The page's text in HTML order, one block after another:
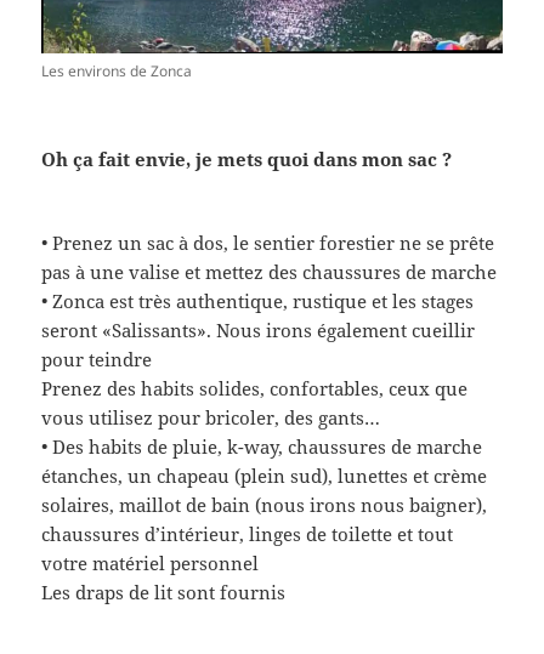
Les environs de Zonca
Oh ça fait envie, je mets quoi dans mon sac ?
• Prenez un sac à dos, le sentier forestier ne se prête
pas à une valise et mettez des chaussures de marche
• Zonca est très authentique, rustique et les stages
seront «Salissants». Nous irons également cueillir
pour teindre
Prenez des habits solides, confortables, ceux que
vous utilisez pour bricoler, des gants…
• Des habits de pluie, k-way, chaussures de marche
étanches, un chapeau (plein sud), lunettes et crème
solaires, maillot de bain (nous irons nous baigner),
chaussures d’intérieur, linges de toilette et tout
votre matériel personnel
Les draps de lit sont fournis